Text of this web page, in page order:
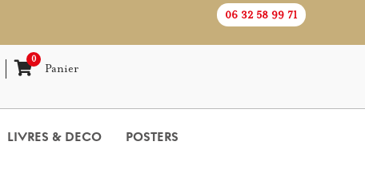
06 32 58 99 71
0
Panier
LIVRES & DECO POSTERS